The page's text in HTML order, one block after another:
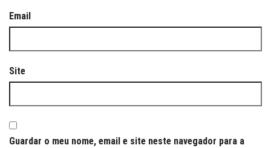
Email
Site
Guardar o meu nome, email e site neste navegador para a